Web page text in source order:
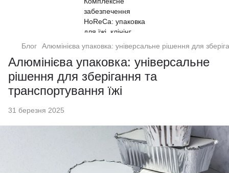
Блог Алюмінієва упаковка: універсальне рішення для
Алюмінієва упаковка: універсальне
рішення для зберігання та
транспортування їжі
31 березня 2025